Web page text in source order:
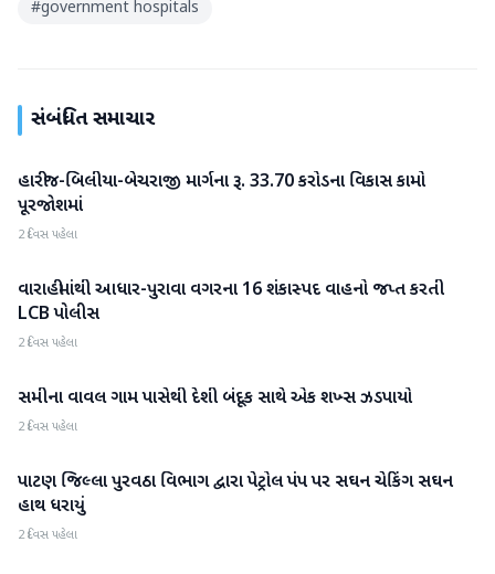
#government hospitals
સંબંધિત સમાચાર
પાટણ
હારીજ-બિલીયા-બેચરાજી માર્ગના રૂ. 33.70 કરોડના વિકાસ કામો
પૂરજોશમાં
2 દિવસ પહેલા
પાટણ
વારાહીમાંથી આધાર-પુરાવા વગરના 16 શંકાસ્પદ વાહનો જપ્ત કરતી
LCB પોલીસ
2 દિવસ પહેલા
પાટણ
સમીના વાવલ ગામ પાસેથી દેશી બંદૂક સાથે એક શખ્સ ઝડપાયો
2 દિવસ પહેલા
પાટણ
પાટણ જિલ્લા પુરવઠા વિભાગ દ્વારા પેટ્રોલ પંપ પર સઘન ચેકિંગ સઘન
હાથ ધરાયું
2 દિવસ પહેલા